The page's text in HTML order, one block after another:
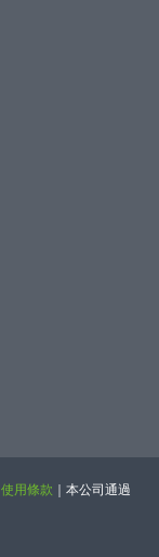
使用條款 ｜ 本公司通過